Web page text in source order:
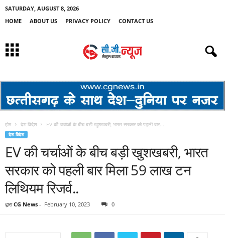
SATURDAY, AUGUST 8, 2026
HOME
ABOUT US PRIVACY POLICY CONTACT US
होम देश-विदेश EV की चर्चाओं के बीच बड़ी खुशखबरी, भारत सरकार को पहली बार...
देश-विदेश
EV की चर्चाओं के बीच बड़ी खुशखबरी, भारत
सरकार को पहली बार मिला 59 लाख टन
लिथियम रिजर्व..
द्वारा CG News - February 10, 2023 0